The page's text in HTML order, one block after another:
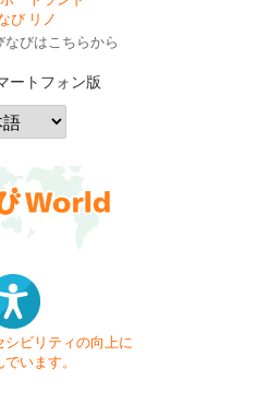
び リノ
なびはこちらから
ートフォン版
シビリティの向上に
います。